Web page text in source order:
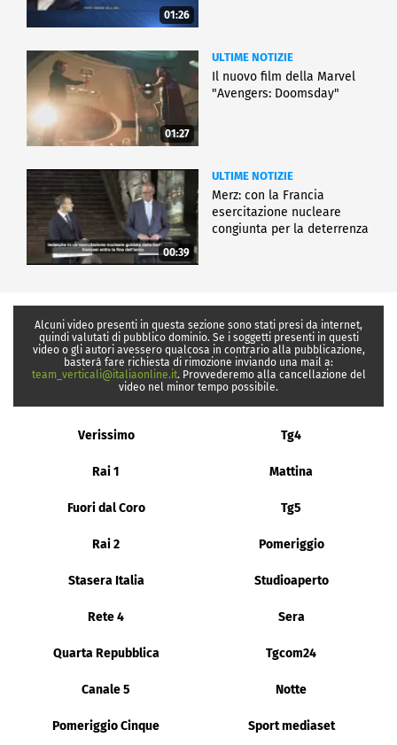
01:26
01:27
ULTIME NOTIZIE
Il nuovo film della Marvel
"Avengers: Doomsday"
00:39
ULTIME NOTIZIE
Merz: con la Francia
esercitazione nucleare
congiunta per la deterrenza
Alcuni video presenti in questa sezione sono stati presi da internet,
quindi valutati di pubblico dominio. Se i soggetti presenti in questi
video o gli autori avessero qualcosa in contrario alla pubblicazione,
basterà fare richiesta di rimozione inviando una mail a:
team_verticali@italiaonline.it. Provvederemo alla cancellazione del
video nel minor tempo possibile.
Verissimo Tg4
Rai 1 Mattina
Fuori dal Coro Tg5
Rai 2 Pomeriggio
Stasera Italia Studioaperto
Rete 4 Sera
Quarta Repubblica Tgcom24
Canale 5 Notte
Pomeriggio Cinque Sport mediaset